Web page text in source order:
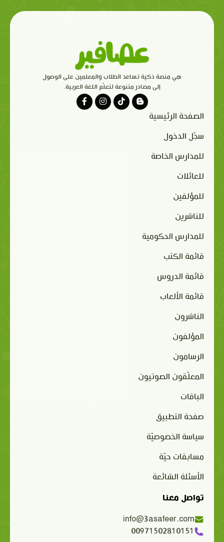
هي منصة ذكية تساعد الطلاب والمعلمين على الوصول
إلى مصادر متنوعة لتعلّم اللغة العربية.
الصفحة الرئيسية
سجّل الدخول
للمدارس الخاصة
للعائلات
للمؤلفين
للناشرين
للمدارس الحكومية
قائمة الكتب
قائمة الدروس
قائمة الألعاب
الناشرون
المؤلفون
الرسامون
المعلّقون الصوتيون
الباقات
صفحة التطبيق
سياسة الخصوصيّة
مسابقات حيّة
الأسئلة الشائعة
تواصل معنا
info@3asafeer.com
00971502810151